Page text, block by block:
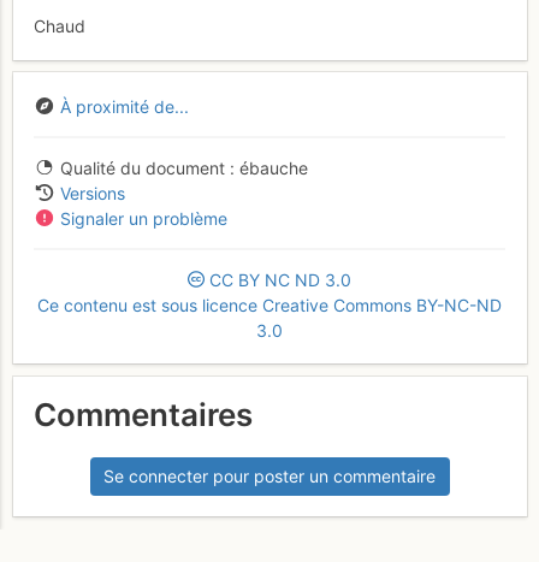
Chaud
À proximité de...
Qualité du document
ébauche
Versions
Signaler un problème
CC BY NC ND 3.0
Ce contenu est sous licence Creative Commons BY-NC-ND
3.0
Commentaires
Se connecter pour poster un commentaire